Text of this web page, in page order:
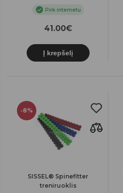
Pirk internetu
41.00€
Į krepšelį
-8%
SISSEL® Spinefitter
treniruoklis